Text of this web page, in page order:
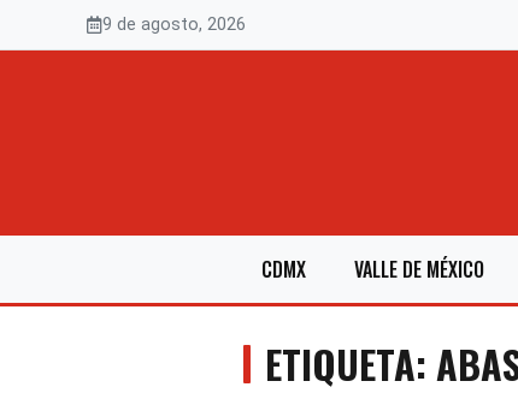
9 de agosto, 2026
CDMX VALLE DE MÉXICO
ETIQUETA: